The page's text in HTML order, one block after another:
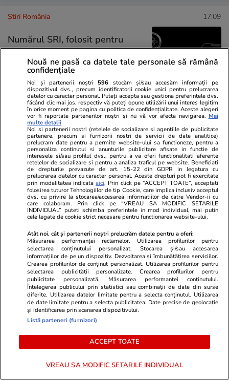
Știri România 17:09
Numărul SRI, folosit pentru
date cu caracter personal”.
Recomandările instituției
Știri România
Legea decarbonizării, adoptată
în Parlament: centralele pe
cărbune rămân deschise
Analiză
Știri România
Sorin Blejnar, favorizat de
Curtea de Apel București, în
pofida ultimei decizii a CJUE pe
tema prescripției: „Tratatele și
convențiile internaționale
prevalează în caz de conflict”
Știri România 12:57
Cum se derulează operațiunea
Nouă ne pasă ca datele tale personale să rămână
confidențiale
Noi și partenerii noștri 596 stocăm și/sau accesăm informații pe
dispozitivul dvs., precum identificatorii cookie unici pentru prelucrarea
datelor cu caracter personal. Puteți accepta sau gestiona preferințele dvs.
făcând clic mai jos, respectiv vă puteți opune utilizării unui interes legitim
în orice moment pe pagina cu politica de confidențialitate. Aceste alegeri
vor fi raportate partenerilor noștri și nu vă vor afecta navigarea. Mai
multe detalii
Noi si partenerii nostri (retelele de socializare si agentiile de publicitate
partenere, precum si furnizorii nostri de servicii de date analitice)
prelucram date pentru a permite website-ului sa functioneze, pentru a
personaliza continutul si anunturile publicitare afisate in functie de
interesele si/sau profilul dvs., pentru a va oferi functionalitati aferente
retelelor de socializare si pentru a analiza traficul pe website. Beneficiati
de drepturile prevazute de art. 15-22 din GDPR in legatura cu
prelucrarea datelor cu caracter personal. Aceste drepturi pot fi exercitate
prin modalitatea indicataaici. Prin click pe “ACCEPT TOATE”, acceptati
folosirea tuturor Tehnologiilor de tip Cookie, care implica inclusiv acceptul
dvs. cu privire la stocarea/accesarea informatiilor de catre Vendor-ii cu
care colaboram. Prin click pe “VREAU SA MODIFIC SETARILE
INDIVIDUAL” puteti schimba preferintele in mod individual, mai putin
cele legate de cookie strict necesare pentru functionarea website-ului.
Atât noi, cât și partenerii noștri prelucrăm datele pentru a oferi:
Măsurarea performanței reclamelor. Utilizarea profilurilor pentru
selectarea conținutului personalizat. Stocarea și/sau accesarea
informațiilor de pe un dispozitiv. Dezvoltarea și îmbunătățirea serviciilor.
Crearea profilurilor de conținut personalizat. Utilizarea profilurilor pentru
selectarea publicității personalizate. Crearea profilurilor pentru
publicitate personalizată. Măsurarea performanței conținutului.
Înțelegerea publicului prin statistici sau combinații de date din surse
diferite. Utilizarea datelor limitate pentru a selecta conținutul. Utilizarea
de date limitate pentru a selecta publicitatea. Date precise de geolocație
și identificarea prin scanarea dispozitivului.
Listă parteneri (furnizori)
ACCEPT TOATE
VREAU SA MODIFIC SETARILE INDIVIDUAL